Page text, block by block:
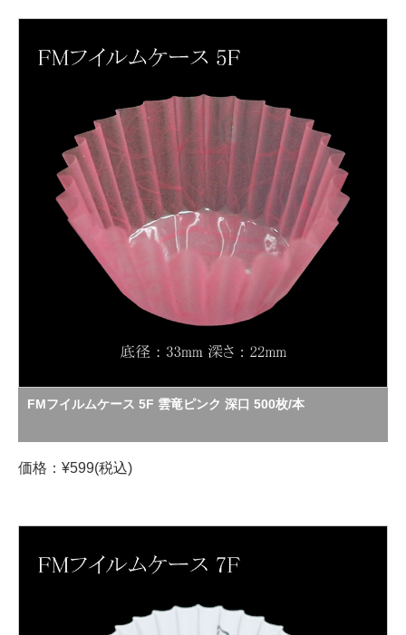
FMフイルムケース 5F 雲竜ピンク 深口 500枚/本
価格：¥599(税込)